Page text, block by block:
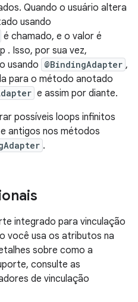
Quando o usuário altera
usando
é chamado, e o valor é
. Isso, por sua vez,
usando @BindingAdapter ,
para o método anotado
e assim por diante.
possíveis loops infinitos
antigos nos métodos
.
integrado para vinculação
você usa os atributos na
sobre como a
consulte as
de vinculação